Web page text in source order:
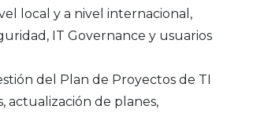
local y a nivel internacional,
IT Governance y usuarios
del Plan de Proyectos de TI
actualización de planes,